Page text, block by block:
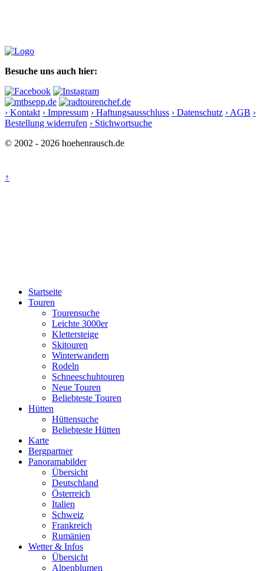
Besuche uns auch hier:
› Kontakt › Impressum › Haftungsausschluss › Datenschutz › AGB ›
Bestellung widerrufen › Stichwortsuche
© 2002 - 2026 hoehenrausch.de
↑
Startseite
Touren
Tourensuche
Leichte 3000er
Klettersteige
Skitouren
Winterwandern
Rodeln
Schneeschuhtouren
Neue Touren
Beliebteste Touren
Hütten
Hüttensuche
Beliebteste Hütten
Karte
Bergpartner
Panoramabilder
Übersicht
Deutschland
Österreich
Italien
Schweiz
Frankreich
Rumänien
Wetter & Infos
Übersicht
Alpenblumen